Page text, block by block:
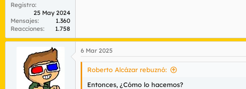
Registro
25 May 2024
Mensajes
1.360
Reacciones
1.758
6 Mar 2025
Roberto Alcázar rebuznó:
Entonces, ¿Cómo lo hacemos?